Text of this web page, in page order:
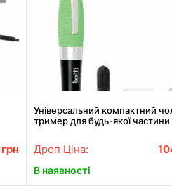
грн
Універсальний компактний
тример для будь-якої частини
Дроп Ціна:
В наявності